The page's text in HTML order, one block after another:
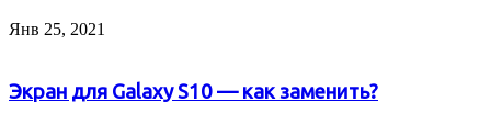
Янв 25, 2021
Экран для Galaxy S10 — как заменить?